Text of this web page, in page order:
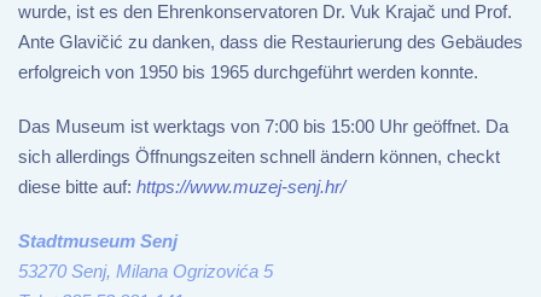
wurde, ist es den Ehrenkonservatoren Dr. Vuk Krajač und Prof.
Ante Glavičić zu danken, dass die Restaurierung des Gebäudes
erfolgreich von 1950 bis 1965 durchgeführt werden konnte.
Das Museum ist werktags von 7:00 bis 15:00 Uhr geöffnet. Da
sich allerdings Öffnungszeiten schnell ändern können, checkt
diese bitte auf: https://www.muzej-senj.hr/
Stadtmuseum Senj
53270 Senj, Milana Ogrizovića 5